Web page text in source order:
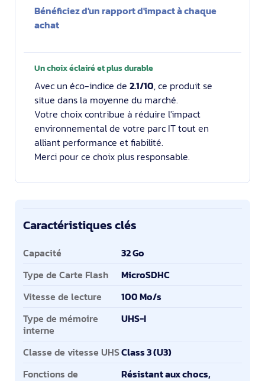
Bénéficiez d'un rapport d'impact à chaque
achat
Un choix éclairé et plus durable
Avec un éco-indice de 2.1/10, ce produit se
situe dans la moyenne du marché.
Votre choix contribue à réduire l'impact
environnemental de votre parc IT tout en
alliant performance et fiabilité.
Merci pour ce choix plus responsable.
Caractéristiques clés
Caractéristiques clés
Capacité
32 Go
Type de Carte Flash
MicroSDHC
Vitesse de lecture
100 Mo/s
Type de mémoire
interne
UHS-I
Classe de vitesse UHSClass 3 (U3)
Fonctions de
Résistant aux chocs,